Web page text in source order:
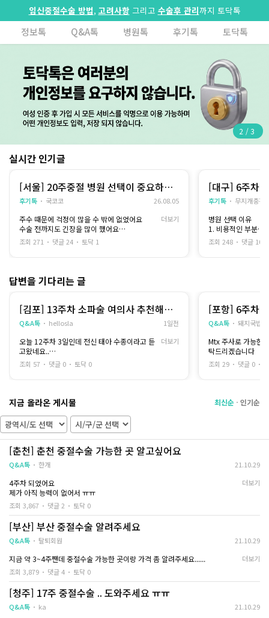
임신중절수술 방법, 고려사항그리고 수술후 관리까지 토닥톡
정보톡 Q&A톡 병원톡 후기톡 토닥톡
2 /3
실시간 인기글
[서울] 20주중절 병원 선택이 중요하다
고 느꼈어요
후기톡 국코코 26.08.05
주수 때문에 걱정이 많을 수 밖에 없었어요
수술 전까지도 긴장을 많이 했어요
그래도 충분히 상담을 받은 뒤 믿을 수 있는 병원
을 선택했고
제가 받은 방법은 입원해서 유도분만을 진행하
오랜 시간 자궁수축 주사를 맞으면서 자궁이 수
축되기를 기다리는 방법이었습니다
시간이 길다 보니 몸도 피곤하고 힘들게 느껴졌
간호사분이 중간중간 진행 상황을 설명해 주고
불편한 점은 없는지 계속 확인해 주셔서 불안감
이 많이 줄었어요
수술이 끝난 뒤에는 생리통보다 조금 강한 통증
하루하루 지나면서 점차 줄어들었고 무리하지
않으니 회복도 생각보다 빨랐습니다
수술 전에는 회복 기간이 오래 걸릴 거라고 걱정
했는데
충분히 휴식을 취하니 몸은 조금씩 제 컨디션을
찾아가는 느낌이 들었습니다
이번 일을 겪으면서 가장 크게 느낀 건 병원 선택
의 중요성이었습니다
같은 과정을 겪더라도 의료진의 설명이나 대응
방식에 따라
환자가 느끼는 불안감은 정말 다를 수 있다는 생
각이 들었어요
혹시 저처럼 20주 중절수술을 앞두고 계신 분이
라면 비용만 비교하기보다는
상담을 충분히 받아보고 믿음이 가는 의료진이
있는 병원을 선택하시길 추천드립니다
그 부분이 생각보다 훨씬 큰 차이를 만들어 주는
것 같습니다
더보기
조회 271 댓글 24 토닥 1
[대구] 6주차
후기톡 무지개충전
병원 선택 이유
1. 비용적인 부분
2. 여자 선생님만 있
하고
제 몸을 남자 선생
았어요
병원 이름은 공개가
대구산부인과 검색
곳이었어요
조심스럽게 대해주
초음파랑 피검사 하
미래를 위해 생각
을 것 같긴 하지만
당장 임신한 상태
마취 들어가고 나면
혹시나 모를 나중
수액 맞고나서 집
저는 수술 끝나고
미식거리고 어지럼
조회 248 댓글 10
답변을 기다리는 글
[김포] 13주차 소파술 여의사 추천해주
세요
Q&A톡 hellosla 1일전
오늘 12주차 3일인데 전신 태아 수종이라고 듣
고왔네요..
목 투명대 9mm이구요.. 소개받은 병원은 서울
이라 멀어서
더보기
조회 57 댓글 0 토닥 0
[포항] 6주차
Q&A톡 돼지국밥
Mtx 주사로 가능한
탁드리겠습니다
조회 29 댓글 0
지금 올라온 게시물 최신순 인기순
[춘천] 춘천 중절수술 가능한 곳 알고싶어요
Q&A톡 한개 21.10.29
4주차 되었어요
제가 아직 능력이 없어서 ㅠㅠ
더보기
조회 3,867 댓글 2 토닥 0
[부산] 부산 중절수술 알려주세요
Q&A톡 탈퇴회원 21.10.29
지금 약 3~4주짼데 중절수술 가능한 곳이랑 가격 좀 알려주세요......
더보기
조회 3,879
댓글 4 토닥 0
[청주] 17주 중절수술 .. 도와주세요 ㅠㅠ
Q&A톡 ka 21.10.29